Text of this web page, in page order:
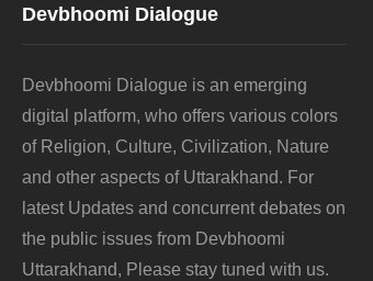
Devbhoomi Dialogue
Devbhoomi Dialogue is an emerging
digital platform, who offers various colors
of Religion, Culture, Civilization, Nature
and other aspects of Uttarakhand. For
latest Updates and concurrent debates on
the public issues from Devbhoomi
Uttarakhand, Please stay tuned with us.